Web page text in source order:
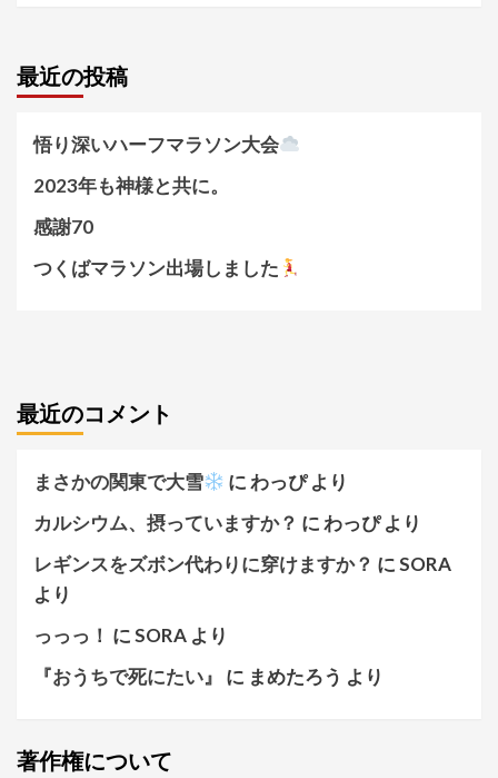
最近の投稿
悟り深いハーフマラソン大会
2023年も神様と共に。
感謝70
つくばマラソン出場しました
最近のコメント
まさかの関東で大雪 に わっぴより
カルシウム、摂っていますか？ に わっぴより
レギンスをズボン代わりに穿けますか？ にSORA
より
っっっ！ にSORA より
『おうちで死にたい』
に まめたろう より
著作権について